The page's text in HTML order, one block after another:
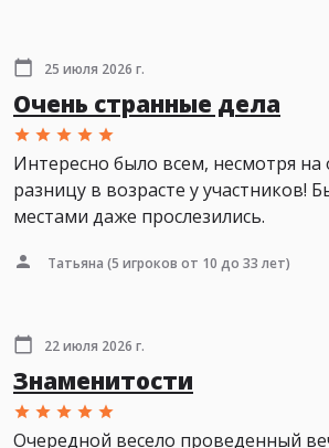
25 июля 2026 г.
Очень странные дела
Интересно было всем, несмотря
разницу в возрасте у участников!
местами даже прослезились.
Татьяна (5 игроков от 10 до 33 лет)
22 июля 2026 г.
Знаменитости
Очередной весело проведенный